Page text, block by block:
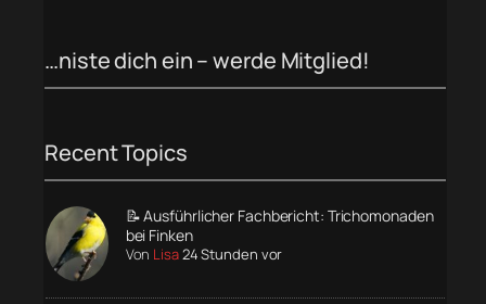
…niste dich ein – werde Mitglied!
Recent Topics
📝 Ausführlicher Fachbericht: Trichomonaden
bei Finken
Von Lisa24 Stunden vor